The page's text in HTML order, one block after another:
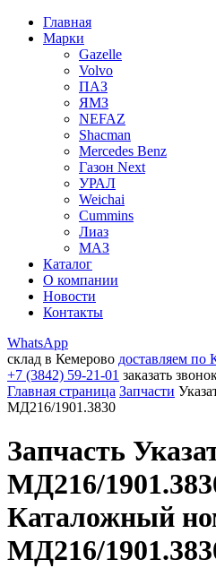
Главная
Марки
Gazelle
Volvo
ПАЗ
ЯМЗ
NEFAZ
Shacman
Mercedes Benz
Газон Next
УРАЛ
Weichai
Cummins
Лиаз
МАЗ
Каталог
О компании
Новости
Контакты
WhatsApp
склад в Кемерово доставляем по
+7 (3842) 59-21-01 заказать
Главная страница Запчасти
МД216/1901.3830
Запчасть
МД216/
Каталожный
МД216/